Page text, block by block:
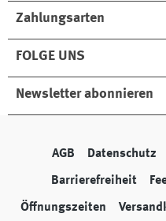
Zahlungsarten
FOLGE UNS
Newsletter abonnieren
AGB Datenschutz
Barrierefreiheit
Öffnungszeiten